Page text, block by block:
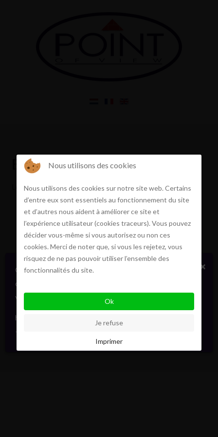
Erreur
Le bien que vous demandez n’existe pas ou est vendu
×
Certains biens en vente ou location
confidentiellement, sans publicité. Faites signe. On
vous informera en direct. Toujours avec élégance.
hello@pointofview.be
+32 2 634 03 33
Nous utilisons des cookies
Nous utilisons des cookies sur notre site web. Certains
d’entre eux sont essentiels au fonctionnement du site
et d’autres nous aident à améliorer ce site et
l’expérience utilisateur (cookies traceurs). Vous pouvez
décider vous-même si vous autorisez ou non ces
cookies. Merci de noter que, si vous les rejetez, vous
risquez de ne pas pouvoir utiliser l’ensemble des
fonctionnalités du site.
Ok
Je refuse
Imprimer